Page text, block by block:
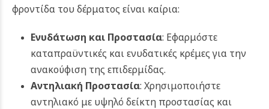
φροντίδα του δέρματος είναι καίρια:
Ενυδάτωση και Προστασία: Εφαρμόστε
καταπραϋντικές και ενυδατικές κρέμες για την
ανακούφιση της επιδερμίδας.
Αντηλιακή Προστασία: Χρησιμοποιήστε
αντηλιακό με υψηλό δείκτη προστασίας και